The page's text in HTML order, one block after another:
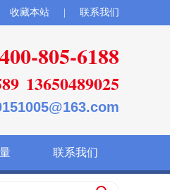
收藏本站 联系我们
400-805-6188
13650489025
联系我们